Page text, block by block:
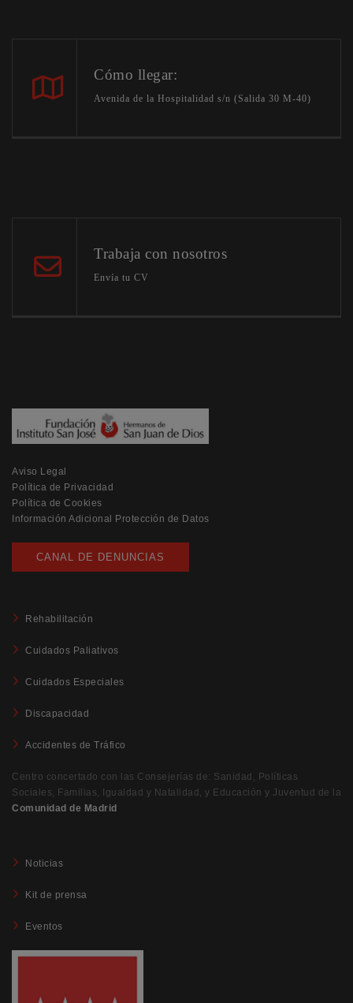
Cómo llegar:
Avenida de la Hospitalidad s/n (Salida 30 M-40)
Trabaja con nosotros
Envía tu CV
Aviso Legal
Política de Privacidad
Política de Cookies
Información Adicional Protección de Datos
CANAL DE DENUNCIAS
Rehabilitación
Cuidados Paliativos
Cuidados Especiales
Discapacidad
Accidentes de Tráfico
Centro concertado con las Consejerías de: Sanidad, Políticas
Sociales, Familias, Igualdad y Natalidad, y Educación y Juventud de la
Comunidad de Madrid
Noticias
Kit de prensa
Eventos